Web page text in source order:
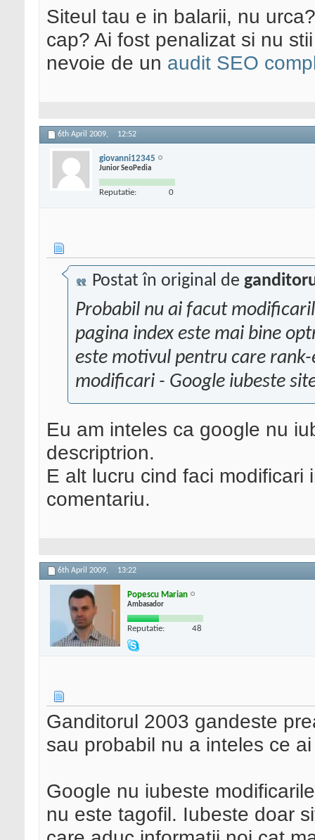
Siteul tau e in balarii, nu
cap? Ai fost penalizat si nu
nevoie de un audit SEO
6th April 2009, 12:52
giovanni12345
Junior SeoPedia
Reputatie: 0
Postat în original de
Probabil nu ai facut
pagina index este mai bine
este motivul pentru care
modificari - Google iubeste
Eu am inteles ca google nu
descriptrion.
E alt lucru cind faci
comentariu.
6th April 2009, 13:22
Popescu Marian
Ambasador
Reputatie: 48
Ganditorul 2003 gandeste
sau probabil nu a inteles ce
Google nu iubeste
nu este tagofil. Iubeste doar